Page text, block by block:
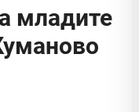
младите